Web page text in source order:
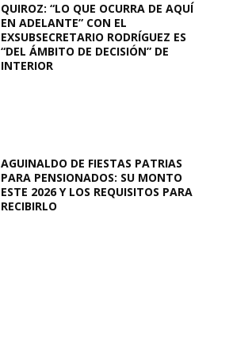
QUIROZ: “LO QUE OCURRA DE AQUÍ
EN ADELANTE” CON EL
EXSUBSECRETARIO RODRÍGUEZ ES
“DEL ÁMBITO DE DECISIÓN” DE
INTERIOR
AGUINALDO DE FIESTAS PATRIAS
PARA PENSIONADOS: SU MONTO
ESTE 2026 Y LOS REQUISITOS PARA
RECIBIRLO